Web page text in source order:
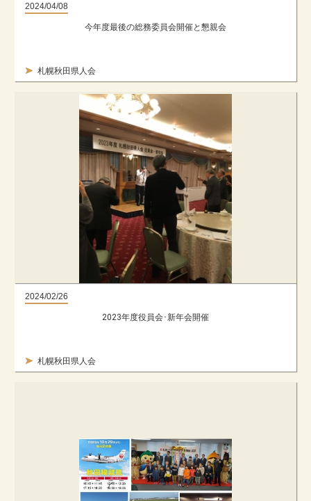
2024/04/08
札幌秋田県人会
今年度最後の総務委員会開催と懇親会
2024/02/26
札幌秋田県人会
2023年度役員会･新年会開催